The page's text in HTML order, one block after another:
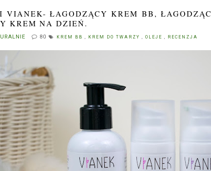
VIANEK- ŁAGODZĄCY KREM BB,
KREM NA DZIEŃ.
80 KREM BB KREM DO TWARZY OLEJE RECENZJA